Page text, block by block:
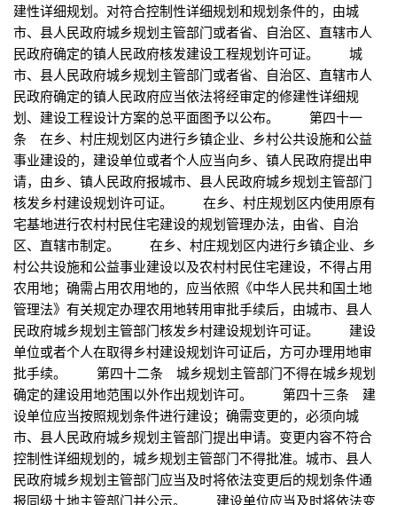
建性详细规划。对符合控制性详细规划和规划条件的，由城
市、县人民政府城乡规划主管部门或者省、自治区、直辖市人
民政府确定的镇人民政府核发建设工程规划许可证。 城
市、县人民政府城乡规划主管部门或者省、自治区、直辖市人
民政府确定的镇人民政府应当依法将经审定的修建性详细规
划、建设工程设计方案的总平面图予以公布。 第四十一
条 在乡、村庄规划区内进行乡镇企业、乡村公共设施和公益
事业建设的，建设单位或者个人应当向乡、镇人民政府提出申
请，由乡、镇人民政府报城市、县人民政府城乡规划主管部门
核发乡村建设规划许可证。 在乡、村庄规划区内使用原有
宅基地进行农村村民住宅建设的规划管理办法，由省、自治
区、直辖市制定。 在乡、村庄规划区内进行乡镇企业、乡
村公共设施和公益事业建设以及农村村民住宅建设，不得占用
农用地；确需占用农用地的，应当依照《中华人民共和国土地
管理法》有关规定办理农用地转用审批手续后，由城市、县人
民政府城乡规划主管部门核发乡村建设规划许可证。 建设
单位或者个人在取得乡村建设规划许可证后，方可办理用地审
批手续。 第四十二条 城乡规划主管部门不得在城乡规划
确定的建设用地范围以外作出规划许可。 第四十三条 建
设单位应当按照规划条件进行建设；确需变更的，必须向城
市、县人民政府城乡规划主管部门提出申请。变更内容不符合
控制性详细规划的，城乡规划主管部门不得批准。城市、县人
民政府城乡规划主管部门应当及时将依法变更后的规划条件通
报同级土地主管部门并公示。 建设单位应当及时将依法变